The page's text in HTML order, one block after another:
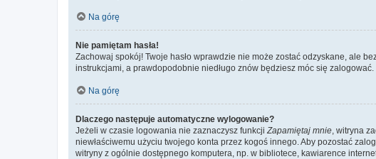
Na górę
Nie pamiętam hasła!
Zachowaj spokój! Twoje hasło wprawdzie nie może zostać odzyskane, ale
instrukcjami, a prawdopodobnie niedługo znów będziesz móc się zalogować.
Na górę
Dlaczego następuje automatyczne wylogowanie?
Jeżeli w czasie logowania nie zaznaczysz funkcji Zapamiętaj mnie , witryna
niewłaściwemu użyciu twojego konta przez kogoś innego. Aby pozostać
witryny z ogólnie dostępnego komputera, np. w bibliotece, kawiarence